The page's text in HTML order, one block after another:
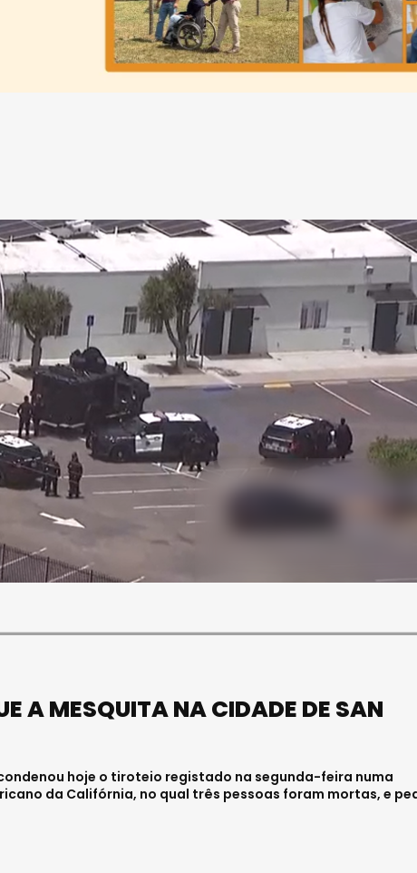
A MESQUITA NA CIDADE DE SAN
hoje o tiroteio registado na segunda-feira numa
da Califórnia, no qual três pessoas foram mortas, e
SOCIEDADE
FALECEU PAULA ALMEIDA,
HOSPITAL DE VISEU